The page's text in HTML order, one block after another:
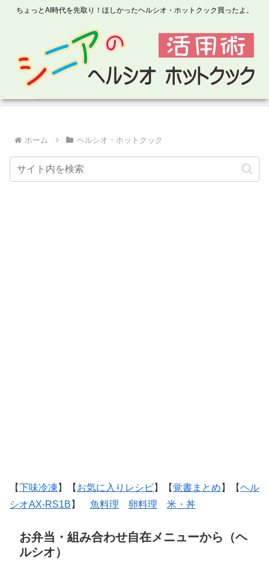
ちょっとAI時代を先取り！ほしかったヘルシオ・ホットクック買ったよ。
ホーム ヘルシオ・ホットクック
【下味冷凍 】【 お気に入りレシピ】【覚書まとめ 】【ヘル
シオAX-RS1B 】 魚料理 卵料理 米・丼
お弁当・組み合わせ自在メニューから（ヘ
ルシオ）